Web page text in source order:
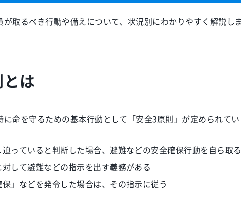
取るべき行動や備えについて、状況別にわかりやすく解説しま
は
命を守るための基本行動として「安全3原則」が定められてい
っていると判断した場合、避難などの安全確保行動を自ら取る
して避難などの指示を出す義務がある
」などを発令した場合は、その指示に従う